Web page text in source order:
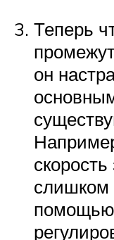
Теперь
он
слишком
помощью